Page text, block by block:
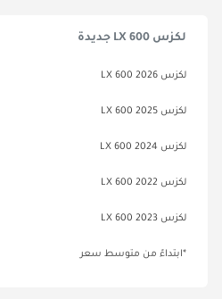
لكزس LX 600 جديدة
لكزس LX 600 2026
لكزس LX 600 2025
لكزس LX 600 2024
لكزس LX 600 2022
لكزس LX 600 2023
*ابتداءً من متوسط سعر